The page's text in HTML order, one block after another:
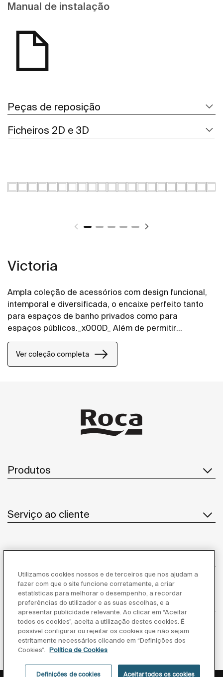
Manual de instalação
Peças de reposição
Ficheiros 2D e 3D
Victoria
Ampla coleção de acessórios com design funcional,
intemporal e diversificada, o encaixe perfeito tanto
para espaços de banho privados como para
espaços públicos._x000D_ Além de permitir
instalação com parafuso, a coleção Victoria também
permite uma fixação alternativa mediante o uso de
um adesivo, evitando assim os buracos e garantindo
Ver coleção completa
Produtos
Serviço ao cliente
Inspiração
Siga-nos
Utilizamos cookies nossos e de terceiros que nos ajudam a
fazer com que o site funcione corretamente, a criar
estatísticas para melhorar o desempenho, a recordar
preferências do utilizador e as suas escolhas, e a
apresentar publicidade relevante. Ao clicar em “Aceitar
todos os cookies”, aceita a utilização destes cookies. É
possível configurar ou rejeitar os cookies que não sejam
estritamente necessários clicando em “Definições dos
Cookies”.
Política de Cookies
Definições de cookies Aceitar todos os cookies